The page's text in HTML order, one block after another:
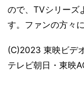
ので、TVシリーズ
す。ファンの方々
(C)2023 東映ビデ
テレビ朝日・東映